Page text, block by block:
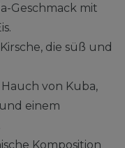
Geschmack mit
die süß und
Hauch von Kuba,
einem
Komposition